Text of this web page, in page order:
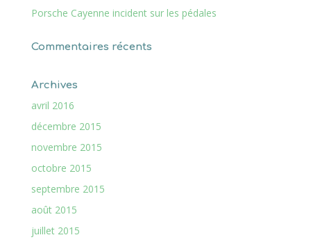
Porsche Cayenne incident sur les pédales
Commentaires récents
Archives
avril 2016
décembre 2015
novembre 2015
octobre 2015
septembre 2015
août 2015
juillet 2015